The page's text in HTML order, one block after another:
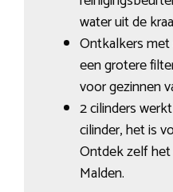
water uit de
Ontkalkers
een grotere
voor gezinnen
2 cilinders
cilinder, het is
Ontdek zelf
Malden.